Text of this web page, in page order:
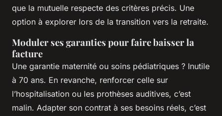
que la mutuelle respecte des critères précis. Une
option à explorer lors de la transition vers la retraite.
Moduler ses garanties pour faire baisser la
facture
Une garantie maternité ou soins pédiatriques ? Inutile
à 70 ans. En revanche, renforcer celle sur
l’hospitalisation ou les prothèses auditives, c’est
malin. Adapter son contrat à ses besoins réels, c’est